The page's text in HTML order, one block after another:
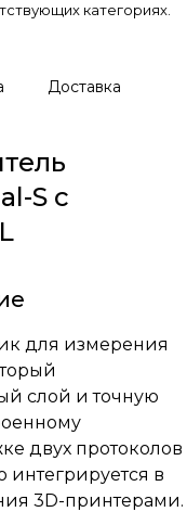
категориях.
Доставка
S с
для измерения
слой и точную
двух протоколов
интегрируется в
3D-принтерами.